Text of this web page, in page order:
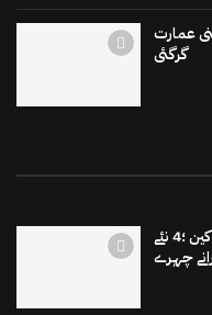
عمارت
گرگئی
برطانوی پارلیمنٹ میں 15 برٹش پاکستانی اراکین ؛4 نئے